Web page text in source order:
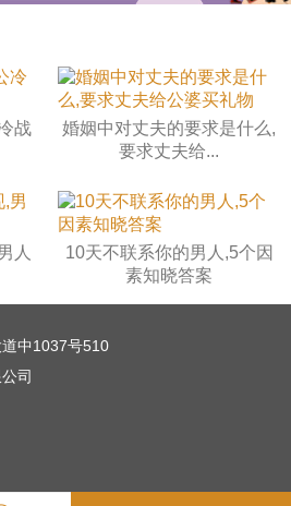
战
婚姻中对丈夫的要求是什么,
要求丈夫给...
人
10天不联系你的男人,5个因
素知晓答案
中1037号510
司